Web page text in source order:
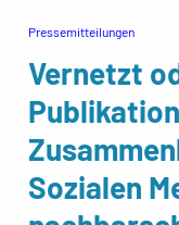
Pressemitteilungen
Vernetzt
Sozialen